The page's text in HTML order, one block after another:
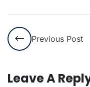
Previous Post
Leave A